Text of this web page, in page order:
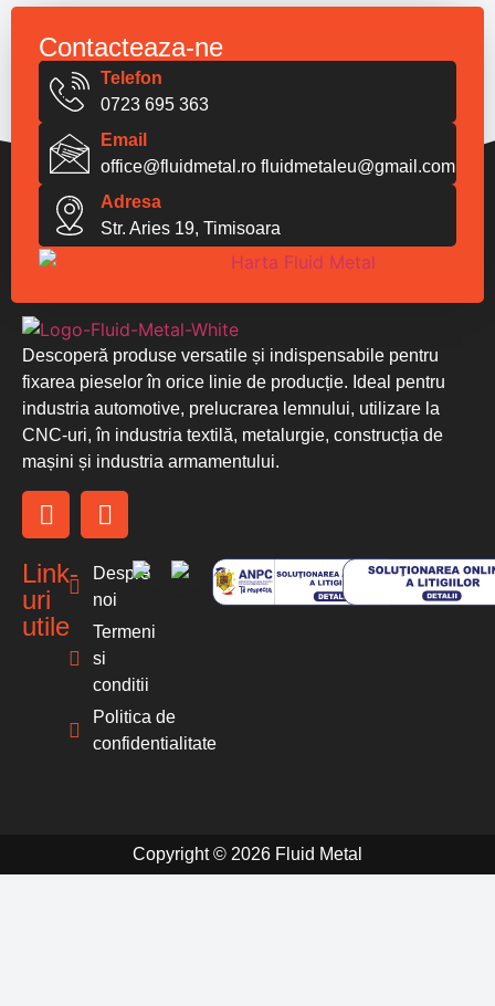
Descoperă produse versatile și indispensabile pentru
fixarea pieselor în orice linie de producție. Ideal pentru
industria automotive, prelucrarea lemnului, utilizare la
CNC-uri, în industria textilă, metalurgie, construcția de
mașini și industria armamentului.
Link-
uri
utile
Despre
noi
Termeni
si
conditii
Politica de
confidentialitate
Contacteaza-ne
Telefon
0723 695 363
Email
office@fluidmetal.ro fluidmetaleu@gmail.com
Adresa
Str. Aries 19, Timisoara
Copyright © 2026 Fluid Metal